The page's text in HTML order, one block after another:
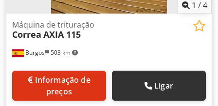
1 /4
Burgos 503 km
Máquina de trituração
Correa AXIA 115
preços
Ligar